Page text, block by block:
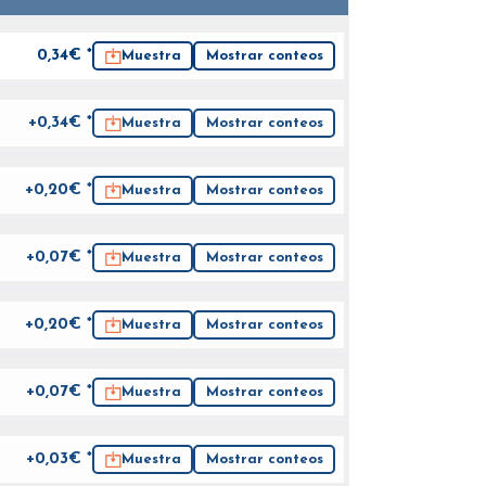
0,34€ * Muestra Mostrar conteos
+0,34€ * Muestra Mostrar conteos
+0,20€ * Muestra Mostrar conteos
+0,07€ * Muestra Mostrar conteos
+0,20€ * Muestra Mostrar conteos
+0,07€ * Muestra Mostrar conteos
+0,03€ * Muestra Mostrar conteos